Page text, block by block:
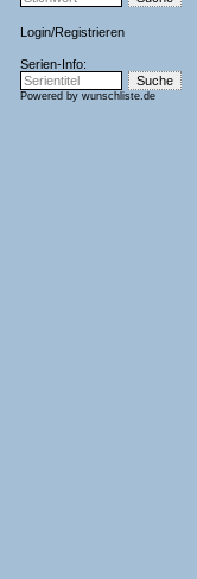
Login/Registrieren
Serien-Info:
Powered by wunschliste.de